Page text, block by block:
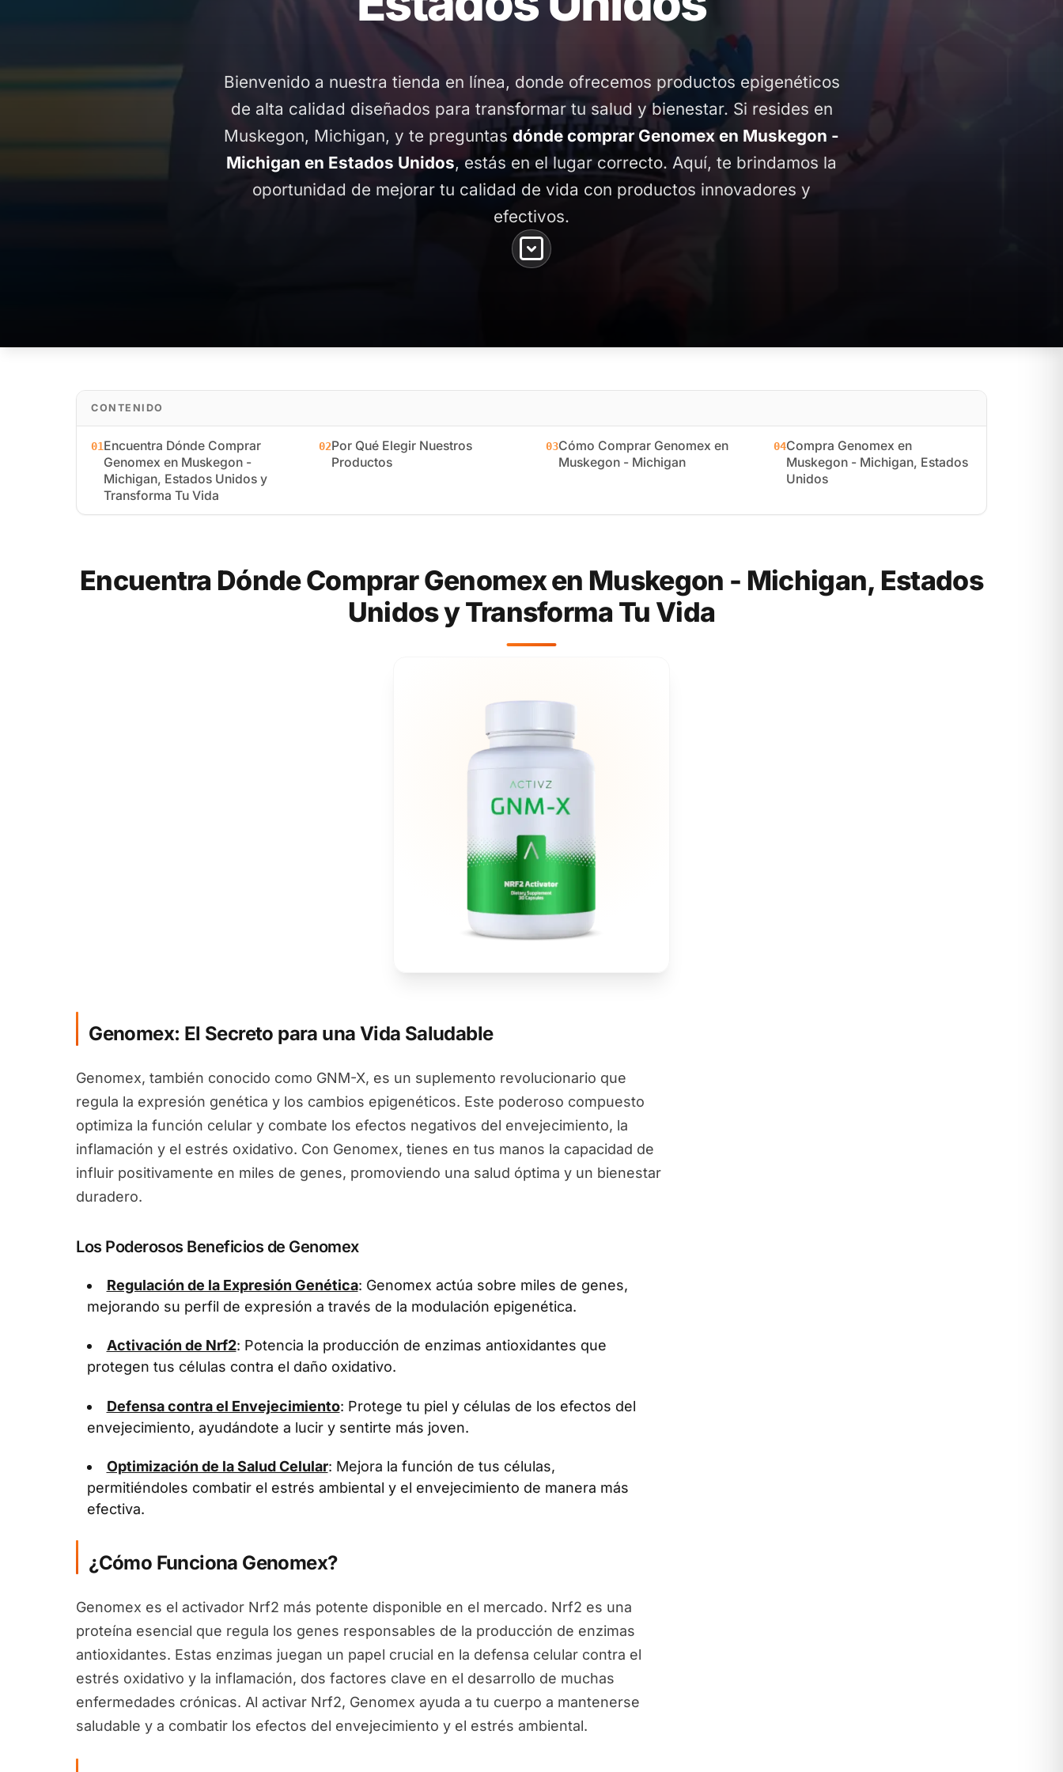
Bienvenido a nuestra tienda en línea, donde ofrecemos productos epigenéticos
de alta calidad diseñados para transformar tu salud y bienestar. Si resides en
Muskegon, Michigan, y te preguntas dónde comprar Genomex en Muskegon -
Michigan en Estados Unidos, estás en el lugar correcto. Aquí, te brindamos la
oportunidad de mejorar tu calidad de vida con productos innovadores y
efectivos.
CONTENIDO
01Encuentra Dónde Comprar
Genomex en Muskegon -
Michigan, Estados Unidos y
Transforma Tu Vida
02Por Qué Elegir Nuestros
Productos
03Cómo Comprar Genomex en
Muskegon - Michigan
04Compra Genomex en
Muskegon - Michigan, Estados
Unidos
Encuentra Dónde Comprar Genomex en Muskegon - Michigan, Estados
Unidos y Transforma Tu Vida
Genomex: El Secreto para una Vida Saludable
Genomex, también conocido como GNM-X, es un suplemento revolucionario que
regula la expresión genética y los cambios epigenéticos. Este poderoso compuesto
optimiza la función celular y combate los efectos negativos del envejecimiento, la
inflamación y el estrés oxidativo. Con Genomex, tienes en tus manos la capacidad de
influir positivamente en miles de genes, promoviendo una salud óptima y un bienestar
duradero.
Los Poderosos Beneficios de Genomex
Regulación de la Expresión Genética: Genomex actúa sobre miles de genes,
mejorando su perfil de expresión a través de la modulación epigenética.
Activación de Nrf2: Potencia la producción de enzimas antioxidantes que
protegen tus células contra el daño oxidativo.
Defensa contra el Envejecimiento: Protege tu piel y células de los efectos del
envejecimiento, ayudándote a lucir y sentirte más joven.
Optimización de la Salud Celular: Mejora la función de tus células,
permitiéndoles combatir el estrés ambiental y el envejecimiento de manera más
efectiva.
¿Cómo Funciona Genomex?
Genomex es el activador Nrf2 más potente disponible en el mercado. Nrf2 es una
proteína esencial que regula los genes responsables de la producción de enzimas
antioxidantes. Estas enzimas juegan un papel crucial en la defensa celular contra el
estrés oxidativo y la inflamación, dos factores clave en el desarrollo de muchas
enfermedades crónicas. Al activar Nrf2, Genomex ayuda a tu cuerpo a mantenerse
saludable y a combatir los efectos del envejecimiento y el estrés ambiental.